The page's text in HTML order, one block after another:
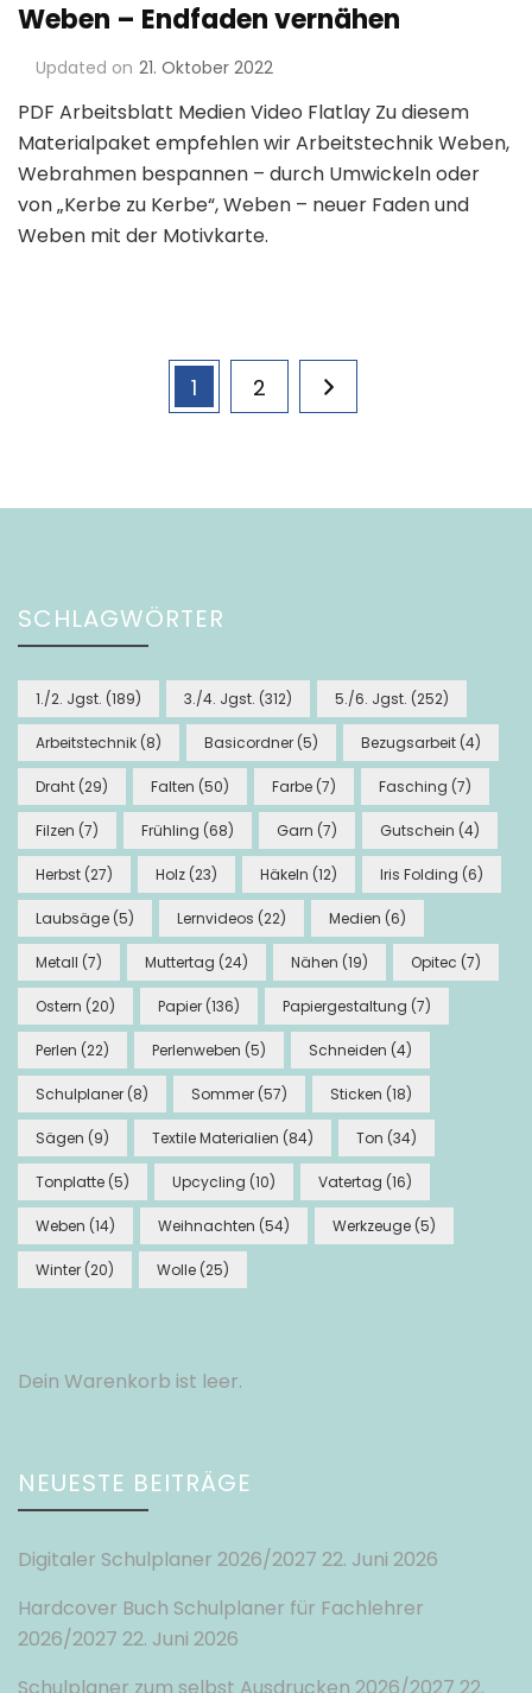
Weben – Endfaden vernähen
Updated on 21. Oktober 2022
PDF Arbeitsblatt Medien Video Flatlay Zu diesem
Materialpaket empfehlen wir Arbeitstechnik Weben,
Webrahmen bespannen – durch Umwickeln oder
von „Kerbe zu Kerbe“, Weben – neuer Faden und
Weben mit der Motivkarte.
Seitennummerierung
Page
1 Page
2
SCHLAGWÖRTER
1./2. Jgst. (189) 3./4. Jgst. (312) 5./6. Jgst. (252)
Arbeitstechnik (8) Basicordner (5) Bezugsarbeit (4)
Draht (29) Falten (50) Farbe (7) Fasching (7)
Filzen (7) Frühling (68) Garn (7) Gutschein (4)
Herbst (27) Holz (23) Häkeln (12) Iris Folding (6)
Laubsäge (5) Lernvideos (22) Medien (6)
Metall (7) Muttertag (24) Nähen (19) Opitec (7)
Ostern (20) Papier (136) Papiergestaltung (7)
Perlen (22) Perlenweben (5) Schneiden (4)
Schulplaner (8) Sommer (57) Sticken (18)
Sägen (9) Textile Materialien (84) Ton (34)
Tonplatte (5) Upcycling (10) Vatertag (16)
Weben (14) Weihnachten (54) Werkzeuge (5)
Winter (20) Wolle (25)
Dein Warenkorb ist leer.
NEUESTE BEITRÄGE
Digitaler Schulplaner 2026/2027 22. Juni 2026
Hardcover Buch Schulplaner für Fachlehrer
2026/2027 22. Juni 2026